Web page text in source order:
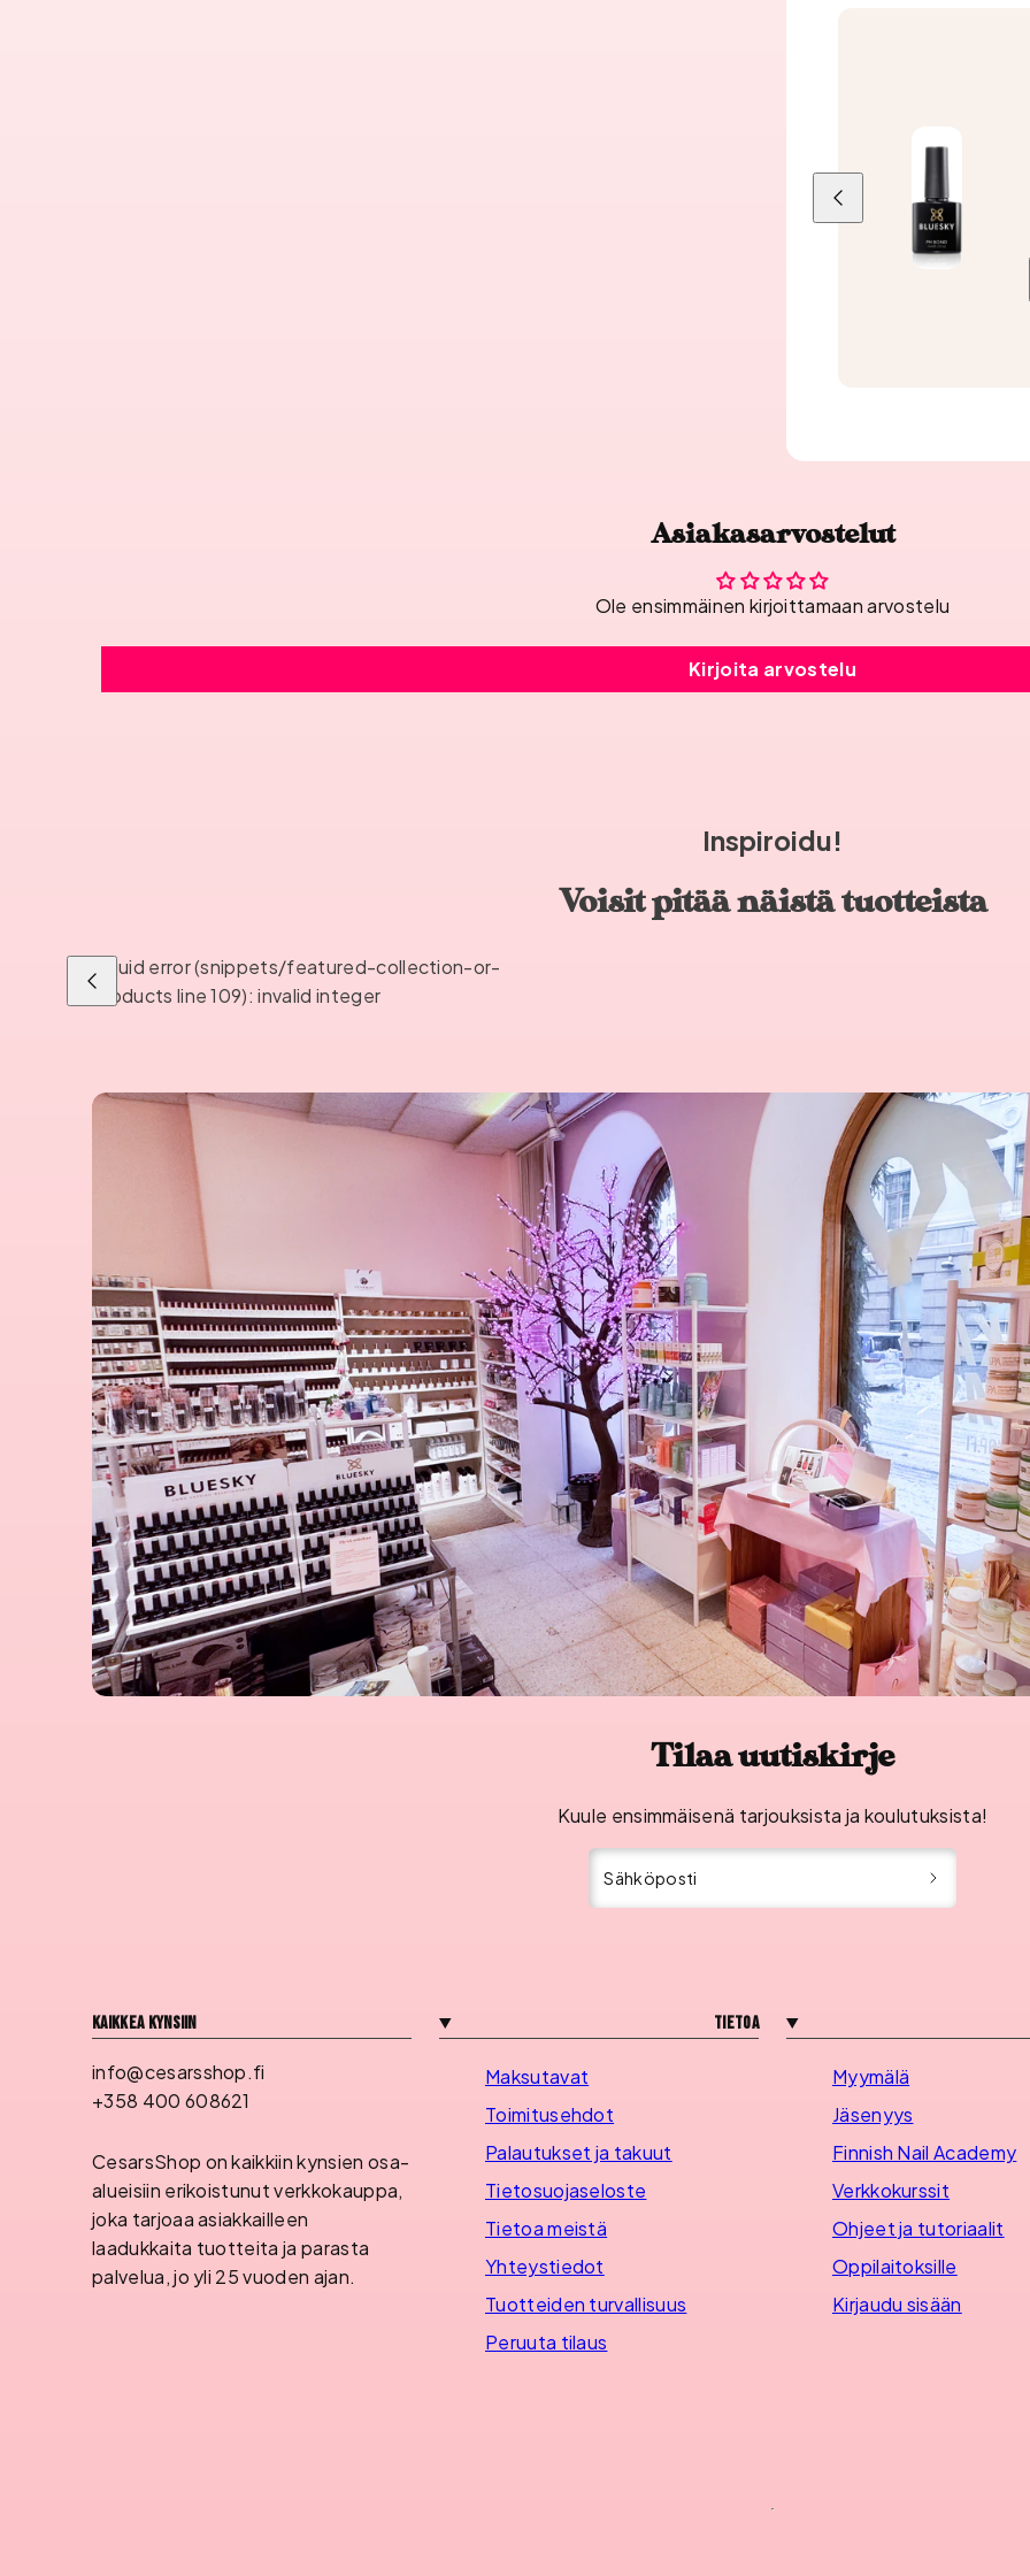
Liu'uta
vasemmalle
Asiakasarvostelut
Ole ensimmäinen kirjoittamaan arvostelu
Kirjoita arvostelu
Inspiroidu!
Voisit pitää näistä tuotteista
Liquid error (snippets/featured-collection-or-
products line 109): invalid integer
Liu'uta
vasemmalle
Tilaa uutiskirje
Kuule ensimmäisenä tarjouksista ja koulutuksista!
Sähköposti
Kaikkea kynsiin
info@cesarsshop.fi
+358 400 608621
CesarsShop on kaikkiin kynsien osa-
alueisiin erikoistunut verkkokauppa,
joka tarjoaa asiakkailleen
laadukkaita tuotteita ja parasta
palvelua, jo yli 25 vuoden ajan.
Tietoa
Maksutavat
Toimitusehdot
Palautukset ja takuut
Tietosuojaseloste
Tietoa meistä
Yhteystiedot
Tuotteiden turvallisuus
Peruuta tilaus
Myymälä
Jäsenyys
Finnish Nail Academy
Verkkokurssit
Ohjeet ja tutoriaalit
Oppilaitoksille
Kirjaudu sisään